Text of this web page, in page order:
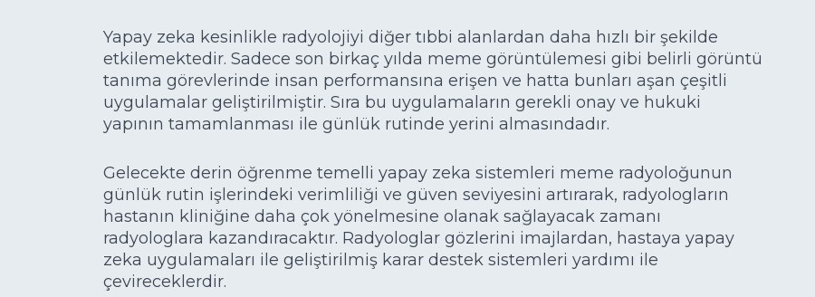
Yapay zeka kesinlikle radyolojiyi diğer tıbbi alanlardan daha hızlı bir şekilde
etkilemektedir. Sadece son birkaç yılda meme görüntülemesi gibi belirli görüntü
tanıma görevlerinde insan performansına erişen ve hatta bunları aşan çeşitli
uygulamalar geliştirilmiştir. Sıra bu uygulamaların gerekli onay ve hukuki
yapının tamamlanması ile günlük rutinde yerini almasındadır.
Gelecekte derin öğrenme temelli yapay zeka sistemleri meme radyoloğunun
günlük rutin işlerindeki verimliliği ve güven seviyesini artırarak, radyologların
hastanın kliniğine daha çok yönelmesine olanak sağlayacak zamanı
radyologlara kazandıracaktır. Radyologlar gözlerini imajlardan, hastaya yapay
zeka uygulamaları ile geliştirilmiş karar destek sistemleri yardımı ile
çevireceklerdir.